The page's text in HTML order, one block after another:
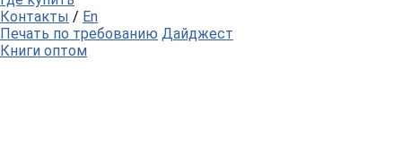
Контакты / En
Печать по требованию Дайджест
Книги оптом